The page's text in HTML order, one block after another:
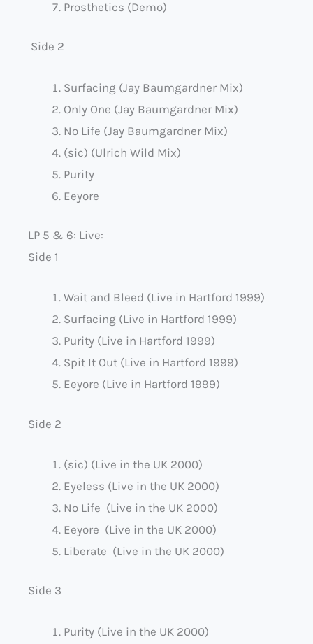
Prosthetics (Demo)
Side 2
Surfacing (Jay Baumgardner Mix)
Only One (Jay Baumgardner Mix)
No Life (Jay Baumgardner Mix)
(sic) (Ulrich Wild Mix)
Purity
Eeyore
LP 5 & 6: Live:
Side 1
Wait and Bleed (Live in Hartford 1999)
Surfacing (Live in Hartford 1999)
Purity (Live in Hartford 1999)
Spit It Out (Live in Hartford 1999)
Eeyore (Live in Hartford 1999)
Side 2
(sic) (Live in the UK 2000)
Eyeless (Live in the UK 2000)
No Life (Live in the UK 2000)
Eeyore (Live in the UK 2000)
Liberate (Live in the UK 2000)
Side 3
Purity (Live in the UK 2000)